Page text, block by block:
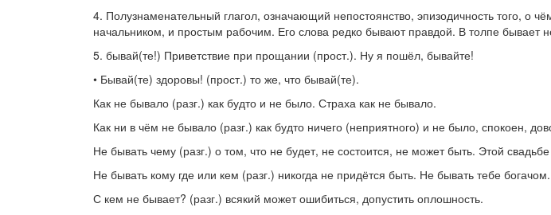
4. Полузнаменательный глагол, означающий непостоянство, эпизодичность того, о
начальником, и простым рабочим. Его слова редко бывают правдой. В толпе бывает
5. бывай(те!) Приветствие при прощании (прост.). Ну я пошёл, бывайте!
• Бывай(те) здоровы! (прост.) то же, что бывай(те).
Как не бывало (разг.) как будто и не было. Страха как не бывало.
Как ни в чём не бывало (разг.) как будто ничего (неприятного) и не было, спокоен,
Не бывать чему (разг.) о том, что не будет, не состоится, не может быть. Этой
Не бывать кому где или кем (разг.) никогда не придётся быть. Не бывать тебе
С кем не бывает? (разг.) всякий может ошибиться, допустить оплошность.